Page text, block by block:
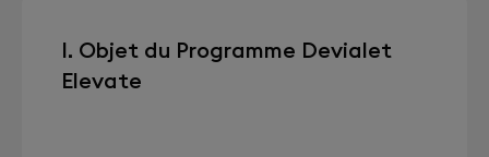
I. Objet du Programme Devialet
Elevate